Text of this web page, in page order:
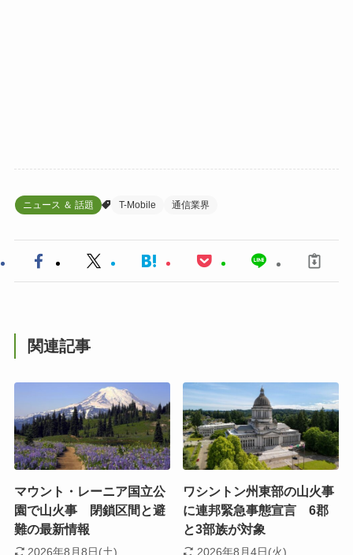
ニュース ＆ 話題 T-Mobile 通信業界
関連記事
マウント・レーニア国立公
園で山火事 閉鎖区間と避
難の最新情報
2026年8月8日(土)
ワシントン州東部の山火事
に連邦緊急事態宣言 6郡
と3部族が対象
2026年8月4日(火)